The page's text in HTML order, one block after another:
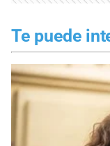
Te puede